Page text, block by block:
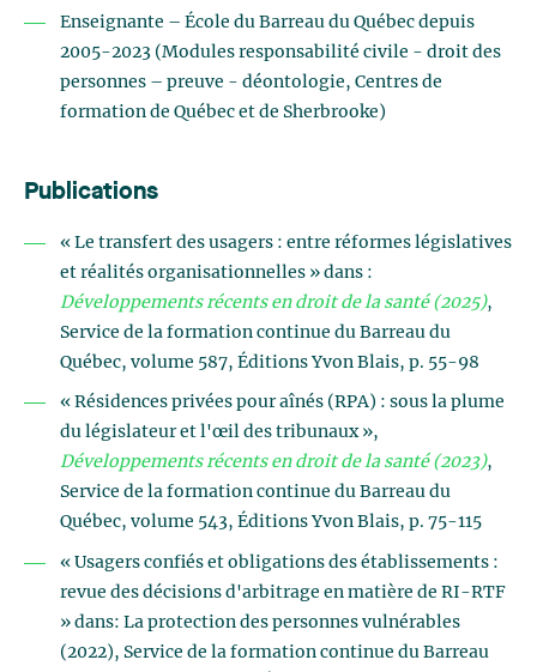
Enseignante – École du Barreau du Québec depuis
2005-2023 (Modules responsabilité civile - droit des
personnes – preuve - déontologie, Centres de
formation de Québec et de Sherbrooke)
Publications
« Le transfert des usagers : entre réformes législatives
et réalités organisationnelles » dans :
Développements récents en droit de la santé (2025),
Service de la formation continue du Barreau du
Québec, volume 587, Éditions Yvon Blais, p. 55-98
« Résidences privées pour aînés (RPA) : sous la plume
du législateur et l'œil des tribunaux »,
Développements récents en droit de la santé (2023),
Service de la formation continue du Barreau du
Québec, volume 543, Éditions Yvon Blais, p. 75-115
« Usagers confiés et obligations des établissements :
revue des décisions d'arbitrage en matière de RI-RTF
» dans: La protection des personnes vulnérables
(2022), Service de la formation continue du Barreau